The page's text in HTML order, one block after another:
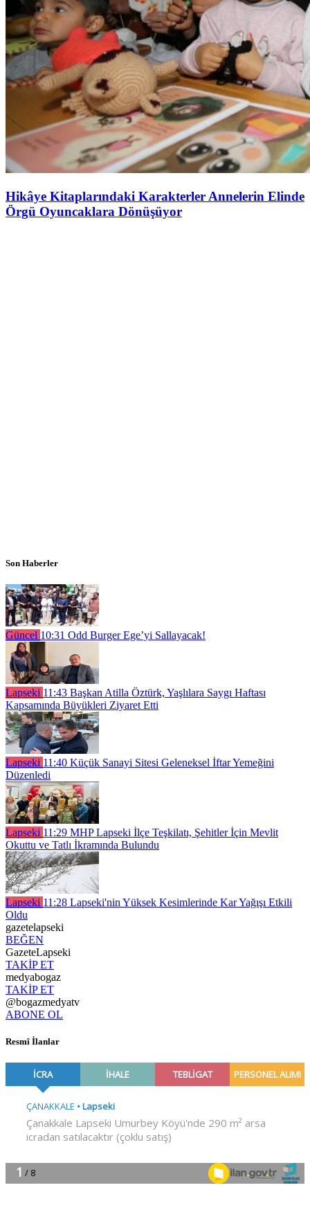
Hikâye Kitaplarındaki Karakterler Annelerin Elinde
Örgü Oyuncaklara Dönüşüyor
Son Haberler
Güncel 10:31 Odd Burger Ege’yi Sallayacak!
Lapseki 11:43 Başkan Atilla Öztürk, Yaşlılara Saygı Haftası
Kapsamında Büyükleri Ziyaret Etti
Lapseki 11:40 Küçük Sanayi Sitesi Geleneksel İftar Yemeğini
Düzenledi
Lapseki 11:29 MHP Lapseki İlçe Teşkilatı, Şehitler İçin Mevlit
Okuttu ve Tatlı İkramında Bulundu
Lapseki 11:28 Lapseki'nin Yüksek Kesimlerinde Kar Yağışı Etkili
Oldu
gazetelapseki
BEĞEN
GazeteLapseki
TAKİP ET
medyabogaz
TAKİP ET
@bogazmedyatv
ABONE OL
Resmî İlanlar